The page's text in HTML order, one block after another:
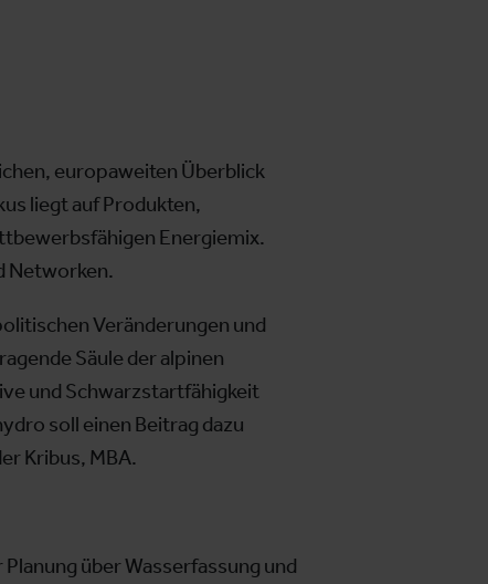
europaweiten Überblick
liegt auf Produkten,
Energiemix.
Networken.
Veränderungen und
Säule der alpinen
und Schwarzstartfähigkeit
soll einen Beitrag dazu
Kribus, MBA.
über Wasserfassung und